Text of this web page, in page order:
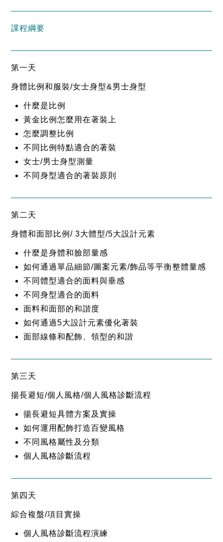
課程綱要
第一天
身體比例和服裝/女士身型&男士身型
什麼是比例
黃金比例怎麼用在著裝上
怎麼調整比例
不同比例特點適合的著裝
女士/男士身型測量
不同身型適合的著裝原則
第二天
身體和面部比例/ 3大體型/5大設計元素
什麼是身體和臉部量感
如何通過單品細節/圖案元素/飾品等平衡整體量感
不同體型適合的面料與垂感
不同身型適合的面料
面料和面部的和諧度
如何通過5大設計元素優化著裝
面部線條和配飾、領型的和諧
第三天
揚長避短/個人風格/個人風格診斷流程
揚長避短具體方案及實操
如何運用配飾打造百變風格
不同風格屬性及分類
個人風格診斷流程
第四天
綜合複盤/項目實操
個人風格診斷流程演練